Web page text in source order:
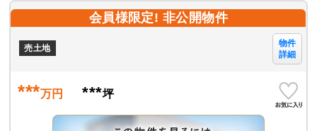
会員様限定! 非公開物件
売土地
物件
詳細
***万円 ***坪